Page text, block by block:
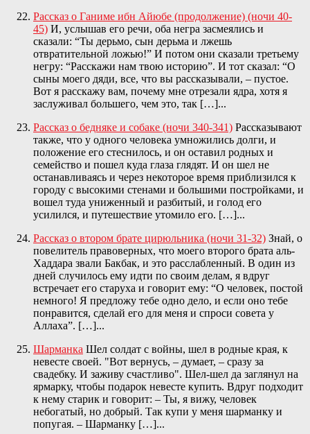
Рассказ о Ганиме ибн Айюбе (продолжение) (ночи 40-
45) И, услышав его речи, оба негра засмеялись и
сказали: “Ты дерьмо, сын дерьма и лжешь
отвратительной ложью!” И потом они сказали третьему
негру: “Расскажи нам твою историю”. И тот сказал: “О
сыны моего дяди, все, что вы рассказывали, – пустое.
Вот я расскажу вам, почему мне отрезали ядра, хотя я
заслуживал большего, чем это, так […]...
Рассказ о бедняке и собаке (ночи 340-341) Рассказывают
также, что у одного человека умножились долги, и
положение его стеснилось, и он оставил родных и
семейство и пошел куда глаза глядят. И он шел не
останавливаясь и через некоторое время приблизился к
городу с высокими стенами и большими постройками, и
вошел туда униженный и разбитый, и голод его
усилился, и путешествие утомило его. […]...
Рассказ о втором брате цирюльника (ночи 31-32) Знай, о
повелитель правоверных, что моего второго брата аль-
Хаддара звали Бакбак, и это расслабленный. В один из
дней случилось ему идти по своим делам, я вдруг
встречает его старуха и говорит ему: “О человек, постой
немного! Я предложу тебе одно дело, и если оно тебе
понравится, сделай его для меня и спроси совета у
Аллаха”. […]...
Шарманка Шел солдат с войны, шел в родные края, к
невесте своей. "Вот вернусь, – думает, – сразу за
свадебку. И заживу счастливо". Шел-шел да заглянул на
ярмарку, чтобы подарок невесте купить. Вдруг подходит
к нему старик и говорит: – Ты, я вижу, человек
небогатый, но добрый. Так купи у меня шарманку и
попугая. – Шарманку […]...